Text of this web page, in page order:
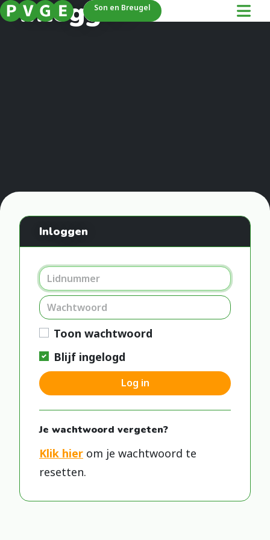
Son en Breugel
Inloggen
Inloggen
Toon wachtwoord
Blijf ingelogd
Log in
Je wachtwoord vergeten?
Klik hier om je wachtwoord te
resetten.